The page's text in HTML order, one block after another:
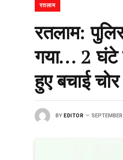
रतलाम
रतलाम:
गया… 2 घंटे
हुए बचाई
BY EDITOR